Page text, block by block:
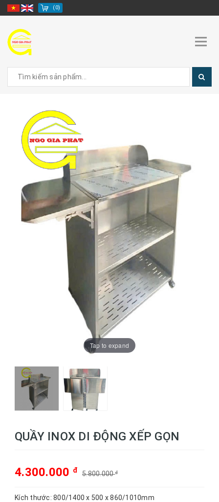
(0)
Tap to expand
QUẦY INOX DI ĐỘNG XẾP GỌN
4.300.000 đ 5.800.000đ
Kích thước: 800/1400 x 500 x 860/1010mm